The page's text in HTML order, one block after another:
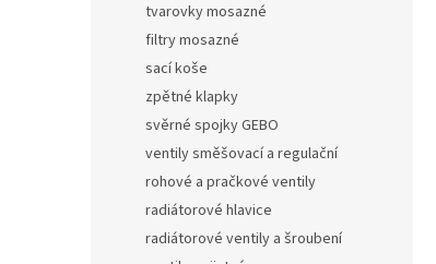
tvarovky mosazné
filtry mosazné
sací koše
zpětné klapky
svěrné spojky GEBO
ventily směšovací a regulační
rohové a pračkové ventily
radiátorové hlavice
radiátorové ventily a šroubení